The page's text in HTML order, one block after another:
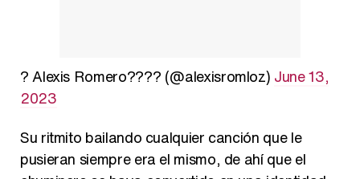
? Alexis Romero???? (@alexisromloz) June 13,
2023
Su ritmito bailando cualquier canción que le
pusieran siempre era el mismo, de ahí que el